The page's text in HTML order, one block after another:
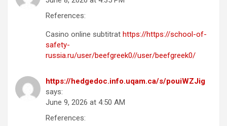
References:
Casino online subtitrat https://https://school-of-
safety-
russia.ru/user/beefgreek0//user/beefgreek0/
https://hedgedoc.info.uqam.ca/s/pouiWZJig
says:
June 9, 2026 at 4:50 AM
References: